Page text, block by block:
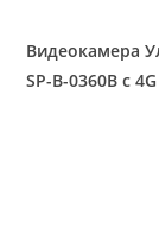
Видеокамера
SP-B-0360B c